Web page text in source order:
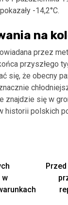
-14,2°C.
na
przez
przyszłego
się, że obecny
znajdzie się w
historii polskich
w